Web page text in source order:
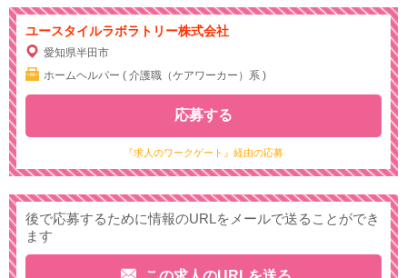
ユースタイルラボラトリー株式会社
愛知県半田市
ホームヘルパー ( 介護職（ケアワーカー）系 )
『求人のワークゲート』経由の応募
応募する
後で応募するために情報のURLをメールで送ることができ
ます